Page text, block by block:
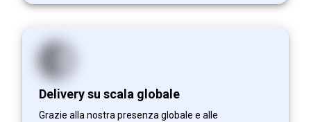
Delivery su scala globale
Grazie alla nostra presenza globale e alle